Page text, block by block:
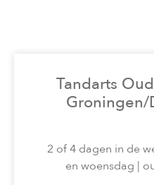
Tandarts
Groningen/
2 of 4 dagen in de
en woensdag |